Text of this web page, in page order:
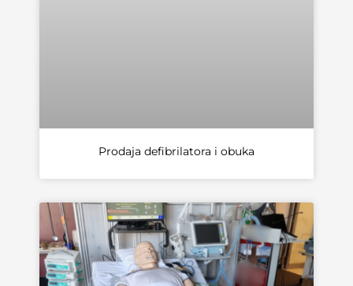
Prodaja defibrilatora i obuka